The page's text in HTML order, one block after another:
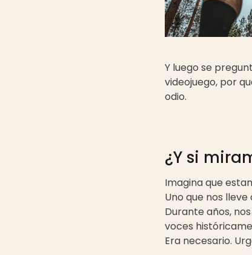
Y luego se
videojuego, por
odio.
¿Y si
Imagina que
Uno que nos
Durante años,
voces
Era necesario.